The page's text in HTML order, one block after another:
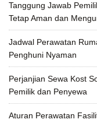
Tanggung Jawab
Tetap Aman dan
Jadwal Perawatan
Penghuni Nyaman
Perjanjian Sewa Kost
Pemilik dan Penyewa
Aturan Perawatan